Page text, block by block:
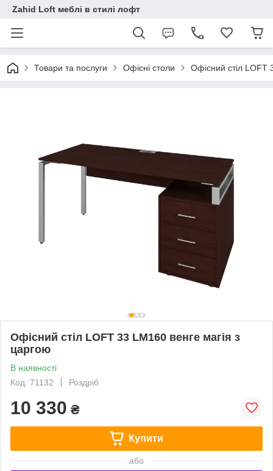
Zahid Loft меблі в стилі лофт
Товари та послуги Офісні столи Офісний стіл LOFT
Офісний стіл LOFT 33 LM160 венге магія з
царгою
В наявності
Код: 71132
Роздріб
10 330 ₴
Купити
або